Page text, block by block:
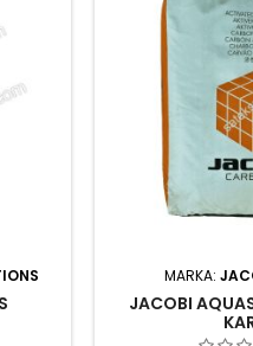
MARKA:
JACOBI